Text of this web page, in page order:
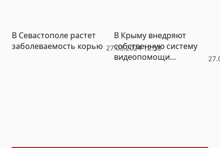
27.03.2024 12:58
В Севастополе растет
заболеваемость корью
В Крыму внедряют
собственную систему
видеопомощи